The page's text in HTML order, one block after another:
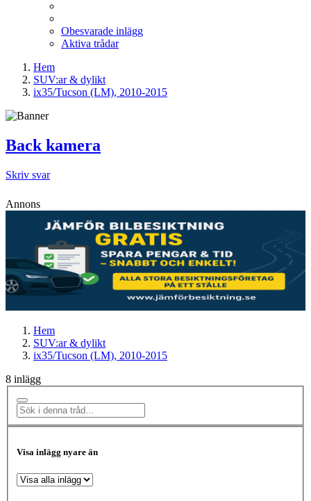
Obesvarade inlägg
Aktiva trådar
Hem
SUV:ar & dylikt
ix35/Tucson (LM), 2010-2015
Back kamera
Skriv svar
Annons
Hem
SUV:ar & dylikt
ix35/Tucson (LM), 2010-2015
8 inlägg
Visa inlägg nyare än